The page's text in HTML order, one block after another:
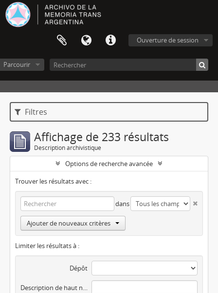
Ouverture de session
Parcourir
Filtres
Affichage de 233 résultats
Description archivistique
Options de recherche avancée
Trouver les résultats avec :
dans
Ajouter de nouveaux critères
Limiter les résultats à :
Dépôt
Description de haut niveau